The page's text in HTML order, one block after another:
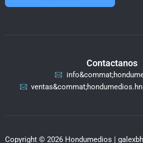
Contactanos
ventas&commat;hondumedios.hn
Copyright © 2026 Hondumedios |